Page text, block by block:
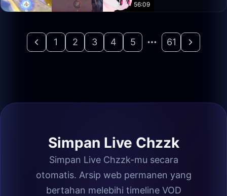
56:09
1 2 3 4 5 61
Simpan Live Chzzk
Simpan Live Chzzk-mu secara
otomatis. Arsip web permanen yang
bertahan melebihi timeline VOD